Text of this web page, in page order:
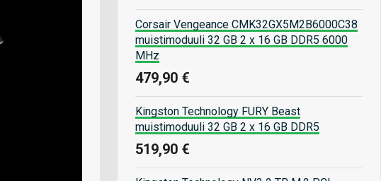
Corsair Vengeance CMK32GX5M2B6000C38
muistimoduuli 32 GB 2 x 16 GB DDR5 6000
MHz
479,90 €
Kingston Technology FURY Beast
muistimoduuli 32 GB 2 x 16 GB DDR5
519,90 €